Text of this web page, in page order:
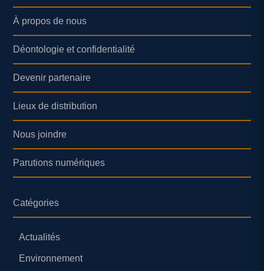
À propos de nous
Déontologie et confidentialité
Devenir partenaire
Lieux de distribution
Nous joindre
Parutions numériques
Catégories
Actualités
Environnement